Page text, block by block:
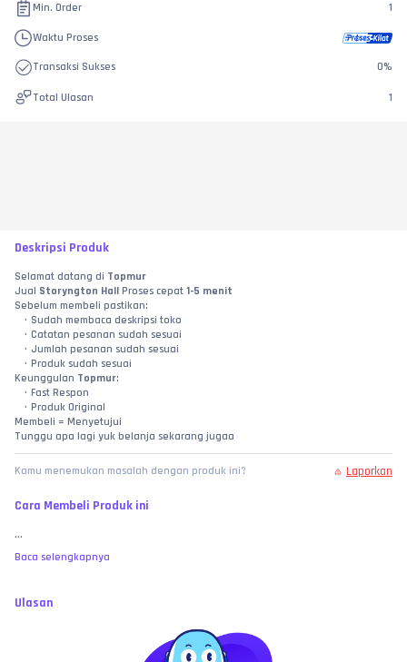
Min. Order 1
Waktu Proses
Transaksi Sukses 0%
Total Ulasan 1
Deskripsi Produk
Selamat datang di Topmur
Jual Storyngton Hall Proses cepat 1-5 menit
Sebelum membeli pastikan:
Sudah membaca deskripsi toko
Catatan pesanan sudah sesuai
Jumlah pesanan sudah sesuai
Produk sudah sesuai
Keunggulan Topmur:
Fast Respon
Produk Original
Membeli = Menyetujui
Tunggu apa lagi yuk belanja sekarang jugaa
Kamu menemukan masalah dengan produk ini? Laporkan
Cara Membeli Produk ini
...
Baca selengkapnya
Ulasan